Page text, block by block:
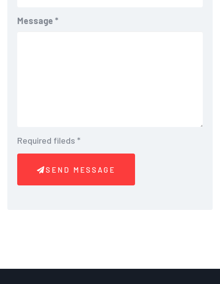
Message *
Required fileds *
SEND MESSAGE